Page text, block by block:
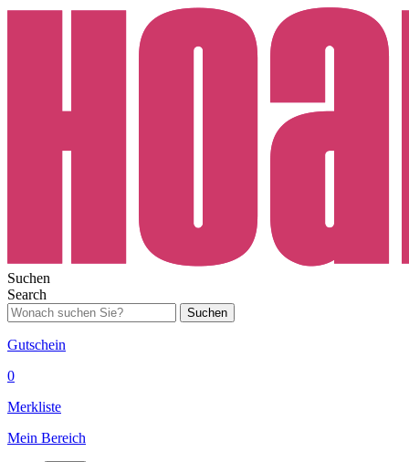
Suchen
Search
Suchen
Gutschein
0
Merkliste
Mein Bereich